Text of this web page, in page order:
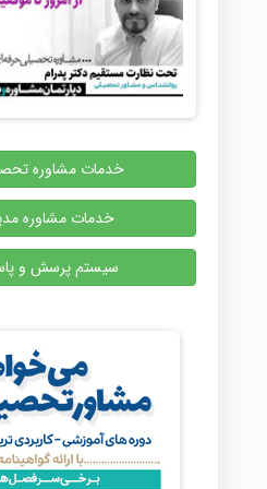
خدمات مشاوره
خدمات مشاوره
سیستم پرسش و